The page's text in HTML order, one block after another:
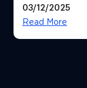
03/12/2025
Read More